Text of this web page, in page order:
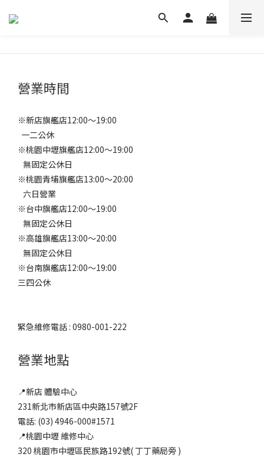
營業時間
※新店旗艦店12:00～19:00
一二公休
※桃園中壢旗艦店12:00～19:00
無固定公休日
※桃園青埔旗艦店13:00～20:00
六日營業
※台中旗艦店12:00～19:00
無固定公休日
※高雄旗艦店13:00～20:00
無固定公休日
※台南旗艦店12:00～19:00
三四公休
緊急維修電話 : 0980-001-222
營業地點
📍新店 體驗中心
231新北市新店區中央路157號2F
電話: (03) 4946-000#1571
📍桃園中壢 維修中心
320 桃園市中壢區民族路192號( 丁丁藥局旁 )